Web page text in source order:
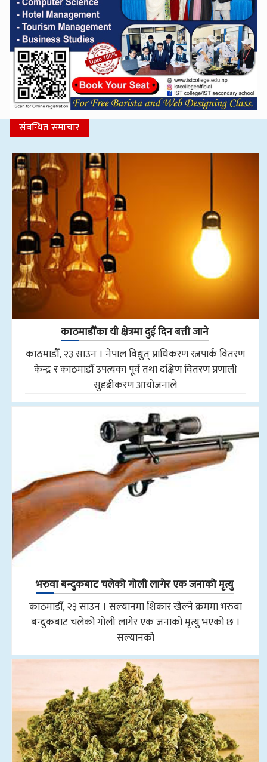
संबन्धित समाचार
काठमाडौँका यी क्षेत्रमा दुई दिन बत्ती जाने
काठमाडौँ, २३ साउन । नेपाल विद्युत् प्राधिकरण रत्नपार्क वितरण
केन्द्र र काठमाडौँ उपत्यका पूर्व तथा दक्षिण वितरण प्रणाली
सुदृढीकरण आयोजनाले
भरुवा बन्दुकबाट चलेको गोली लागेर एक जनाको मृत्यु
काठमाडौँ, २३ साउन । सल्यानमा शिकार खेल्ने क्रममा भरुवा
बन्दुकबाट चलेको गोली लागेर एक जनाको मृत्यु भएको छ ।
सल्यानको